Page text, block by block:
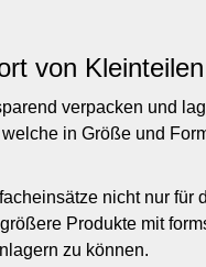
von Kleinteilen
verpacken und
in Größe und
nicht nur für
Produkte mit
zu können.